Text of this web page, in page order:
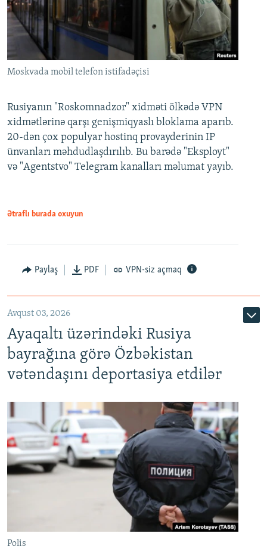
Moskvada mobil telefon istifadəçisi
Rusiyanın "Roskomnadzor" xidməti ölkədə VPN
xidmətlərinə qarşı genişmiqyaslı bloklama aparıb.
20-dən çox populyar hostinq provayderinin IP
ünvanları məhdudlaşdırılıb. Bu barədə "Eksployt"
və "Agentstvo" Telegram kanalları məlumat yayıb.
Ətraflı burada oxuyun
Paylaş PDF VPN-siz açmaq
Avqust 03, 2026
Ayaqaltı üzərindəki Rusiya
bayrağına görə Özbəkistan
vətəndaşını deportasiya etdilər
Polis